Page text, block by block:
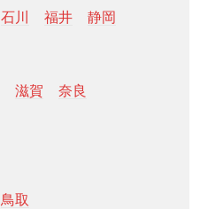
石川 福井 静岡
滋賀 奈良
鳥取